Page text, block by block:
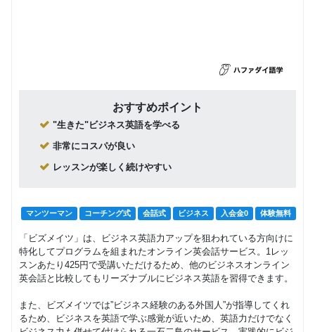
おすすめポイント
"生きた"ビジネス英語を学べる
非常にコスパが良い
レッスンが楽しく続けやすい
マンツーマン コーチング式 会話式 ビジネス 入会金0 体験無料
「ビズメイツ」は、ビジネス英語力アップを狙われている方向けに
特化してプログラムを組まれたオンライン英会話サービス。1レッ
スンあたり425円で受講いただけるため、他のビジネスオンライン
英会話と比較してもリーズナブルにビジネス英語を習得できます。
また、ビズメイツでは”ビジネス経験のある外国人”が指導してくれ
るため、ビジネスを英語で学ぶ感覚が近いため、英語力だけでなく